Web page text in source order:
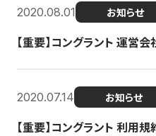
2020.08.01 お知らせ
【重要】コングラント 運営
2020.07.14 お知らせ
【重要】コングラント 利用